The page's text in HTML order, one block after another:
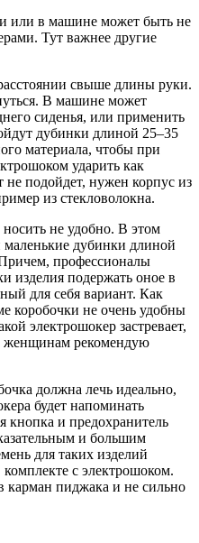
или в машине может быть не
Тут важнее другие
свыше длины руки.
В машине может
сиденья, или применить
дубинки длиной 25–35
материала, чтобы при
ударить как
подойдет, нужен корпус из
из стекловолокна.
не удобно. В этом
маленькие дубинки длиной
профессионалы
изделия подержать оное в
для себя вариант. Как
коробочки не очень удобны
электрошокер застревает,
женщинам рекомендую
должна лечь идеально,
будет напоминать
кнопка и предохранитель
и большим
для таких изделий
с электрошоком.
карман пиджака и не сильно